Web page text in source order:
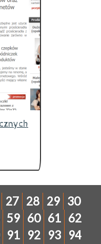
27 28 29 30
59 60 61 62
91 92 93
94